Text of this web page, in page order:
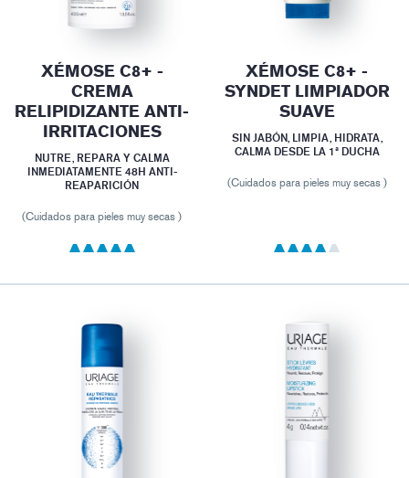
XÉMOSE C8+ -
CREMA
RELIPIDIZANTE ANTI-
IRRITACIONES
NUTRE, REPARA Y CALMA
INMEDIATAMENTE 48H ANTI-
REAPARICIÓN
(Cuidados para pieles muy secas )
XÉMOSE C8+ -
SYNDET LIMPIADOR
SUAVE
SIN JABÓN, LIMPIA, HIDRATA,
CALMA DESDE LA 1ª DUCHA
(Cuidados para pieles muy secas )